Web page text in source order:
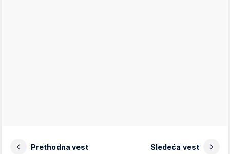
Prethodna vest Sledeća vest